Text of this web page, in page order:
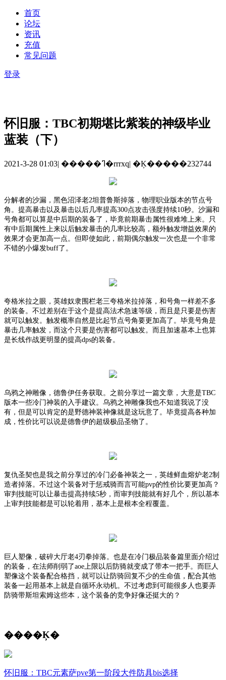
首页
论坛
资讯
充值
常见问题
登录
怀旧服：TBC初期堪比紫装的神级毕业
蓝装（下）
2021-3-28 01:03| �����ߣ�rrrxq| �Ķ�����232744
分解者的沙漏，黑色沼泽老2坦普鲁斯掉落，物理职业版本的节点号
角。提高暴击以及暴击以后几率提高300点攻击强度持续10秒。沙漏和
号角都可以算是中后期的装备了，毕竟前期暴击属性很难堆上来。只
有中后期属性上来以后触发暴击的几率比较高，额外触发增益效果的
效果才会更加高一点。但即使如此，前期偶尔触发一次也是一个非常
不错的小爆发buff了。
夸格米拉之眼，英雄奴隶围栏老三夸格米拉掉落，和号角一样差不多
的装备。不过差别在于这个是提高法术急速等级，而且是只要是伤害
就可以触发。触发概率自然是比起节点号角要更加高了。毕竟号角是
暴击几率触发，而这个只要是伤害都可以触发。而且加速基本上也算
是长线作战更明显的提高dps的装备。
乌鸦之神雕像，德鲁伊任务获取。之前分享过一篇文章，大意是TBC
版本一些冷门神装的入手建议。乌鸦之神雕像我也不知道我说了没
有，但是可以肯定的是野德神装神像就是这玩意了。毕竟提高各种加
成，性价比可以说是德鲁伊的超级极品圣物了。
复仇圣契也是我之前分享过的冷门必备神装之一，英雄鲜血熔炉老2制
造者掉落。不过这个装备对于惩戒骑而言可能pvp的性价比要更加高？
审判技能可以让暴击提高持续5秒，而审判技能就有好几个，所以基本
上审判技能都是可以轮着用，基本上是根本全程覆盖。
巨人塑像，破碎大厅老4刃拳掉落。也是在冷门极品装备篇里面介绍过
的装备，在法师削弱了aoe上限以后防骑就变成了带本一把手。而巨人
塑像这个装备配合格挡，就可以让防骑回复不少的生命值，配合其他
装备一起用基本上就是自循环永动机。不过考虑到可能很多人也要弄
防骑带斯坦索姆这些本，这个装备的竞争好像还挺大的？
����Ķ�
怀旧服：TBC元素萨pve第一阶段大件防具bis选择